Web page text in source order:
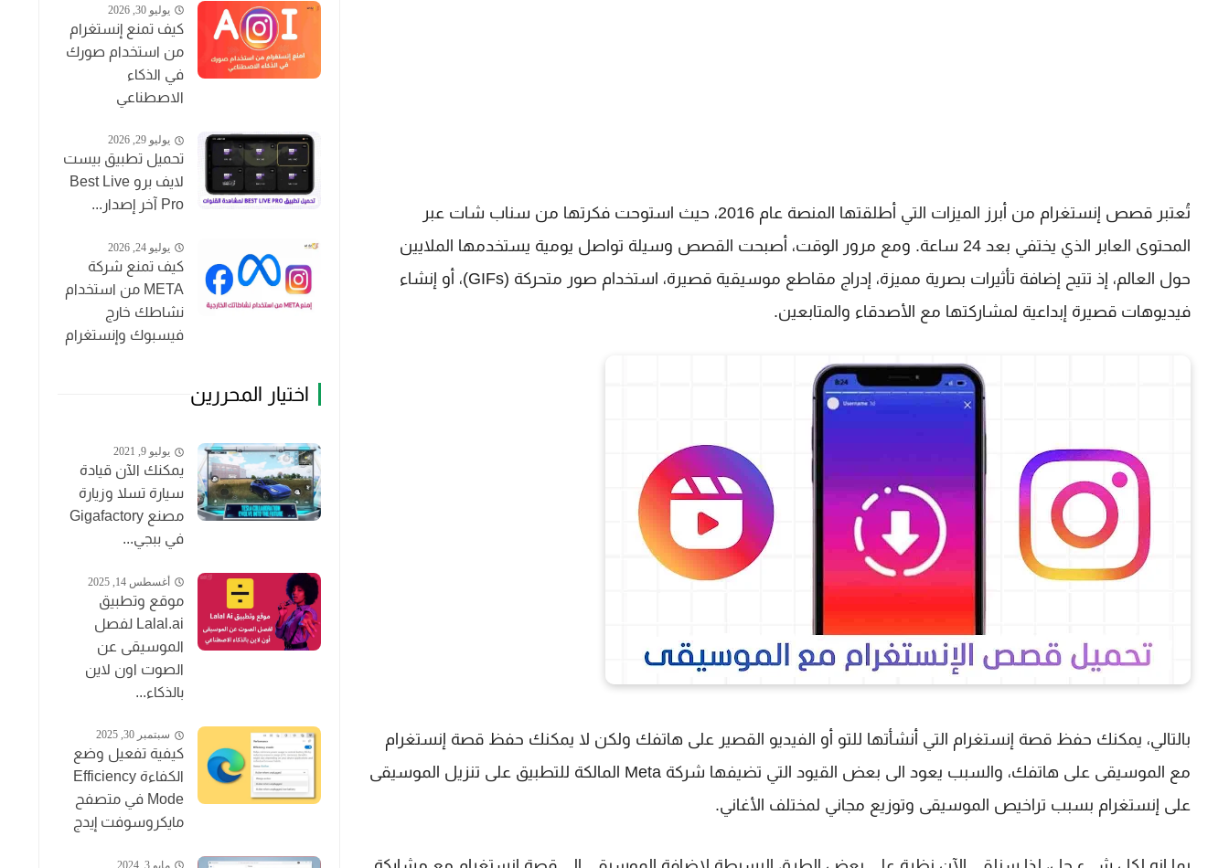
تُعتبر قصص إنستغرام من أبرز الميزات التي أطلقتها المنصة عام 2016، حيث استوحت فكرتها من سناب شات عبر
المحتوى العابر الذي يختفي بعد 24 ساعة. ومع مرور الوقت، أصبحت القصص وسيلة تواصل يومية يستخدمها الملايين
حول العالم، إذ تتيح إضافة تأثيرات بصرية مميزة، إدراج مقاطع موسيقية قصيرة، استخدام صور متحركة (GIFs)، أو إنشاء
فيديوهات قصيرة إبداعية لمشاركتها مع الأصدقاء والمتابعين.
بالتالي، يمكنك حفظ قصة إنستغرام التي أنشأتها للتو أو الفيديو القصير على هاتفك ولكن لا يمكنك حفظ قصة إنستغرام
مع الموسيقى على هاتفك، والسبب يعود الى بعض القيود التي تضيفها شركة Meta المالكة للتطبيق على تنزيل الموسيقى
على إنستغرام بسبب تراخيص الموسيقى وتوزيع مجاني لمختلف الأغاني.
يوليو 30, 2026
كيف تمنع إنستغرام
من استخدام صورك
في الذكاء
الاصطناعي
يوليو 29, 2026
تحميل تطبيق بيست
لايف برو Best Live
Pro آخر إصدار...
يوليو 24, 2026
كيف تمنع شركة
META من استخدام
نشاطك خارج
فيسبوك وإنستغرام
اختيار المحررين
يوليو 9, 2021
يمكنك الآن قيادة
سيارة تسلا وزيارة
مصنع Gigafactory
في ببجي...
أغسطس 14, 2025
موقع وتطبيق
Lalal.ai لفصل
الموسيقى عن
الصوت اون لاين
بالذكاء...
سبتمبر 30, 2025
كيفية تفعيل وضع
الكفاءة Efficiency
Mode في متصفح
مايكروسوفت إيدج
مايو 3, 2024